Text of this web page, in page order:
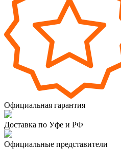
Официальная гарантия
Доставка по Уфе и РФ
Официальные представители